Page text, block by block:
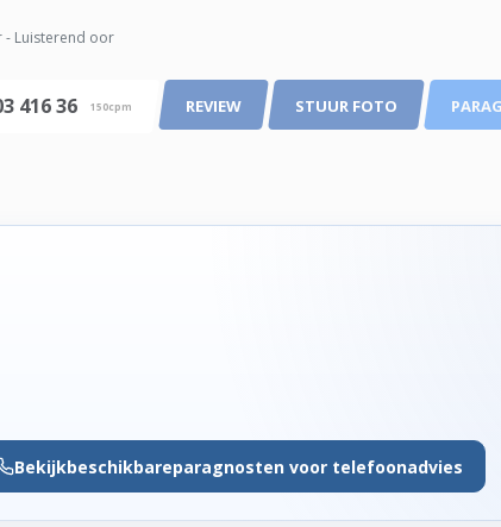
- Luisterend oor
416 36 150cpm REVIEW STUUR FOTO
Bekijkbeschikbareparagnosten voor telefoonadvies